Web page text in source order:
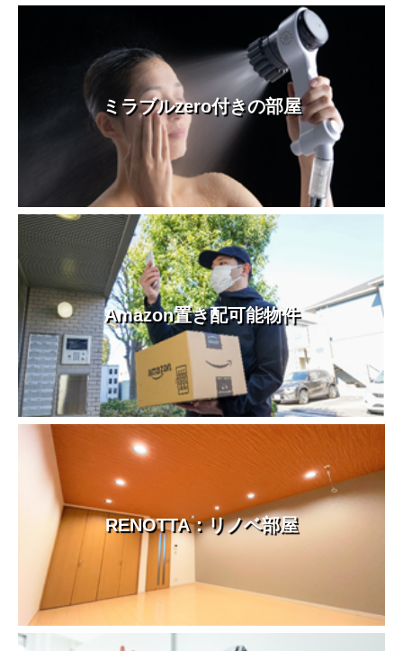
ミラブルzero付きの部屋
Amazon置き配可能物件
RENOTTA：リノベ部屋